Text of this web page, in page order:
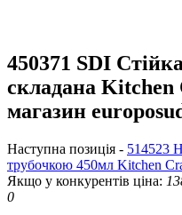
450371 SDI
складана Kitchen
магазин
Наступна позиція - 514523
трубочкою 450мл Kitchen
Якщо у конкурентів ціна:
0